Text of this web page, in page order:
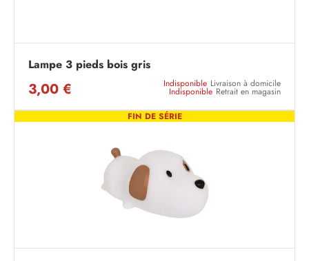
Lampe 3 pieds bois gris
3,00 € Indisponible Livraison à domicile
Indisponible Retrait en magasin
FIN DE SÉRIE